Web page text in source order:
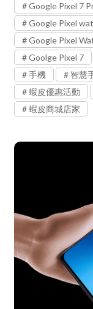
Google Pixel 7
Google Pixel
Google Pixel
Goolge Pixel 7
手機
智慧
蝦皮優惠活動
蝦皮商城店家